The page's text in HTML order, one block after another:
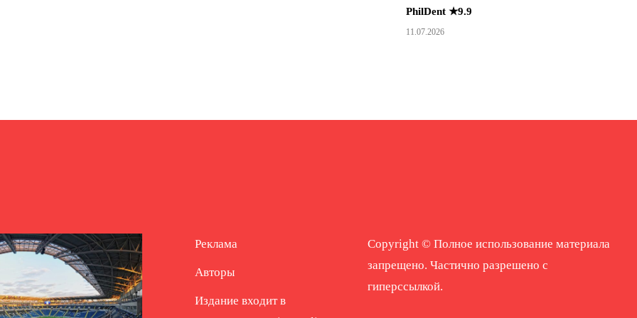
PhilDent ★9.9
11.07.2026
Реклама
Авторы
Издание входит в
Copyright © Полное использование материала
запрещено. Частично разрешено с
гиперссылкой.